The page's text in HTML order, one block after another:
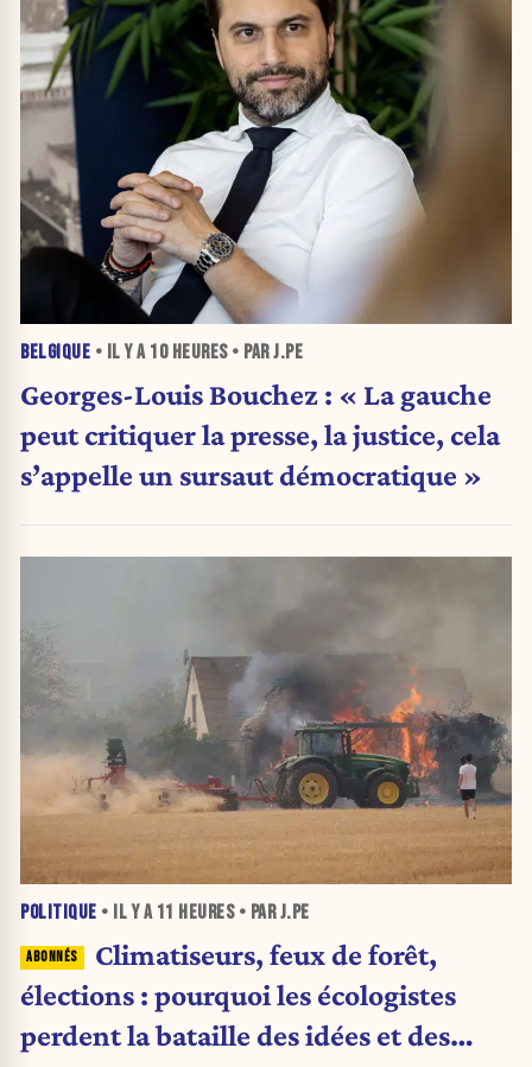
BELGIQUE • IL Y A 10 HEURES• PAR J.PE
Georges-Louis Bouchez : « La gauche
peut critiquer la presse, la justice, cela
s’appelle un sursaut démocratique »
POLITIQUE • IL Y A 11 HEURES• PAR J.PE
Climatiseurs, feux de forêt,
élections : pourquoi les écologistes
perdent la bataille des idées et des